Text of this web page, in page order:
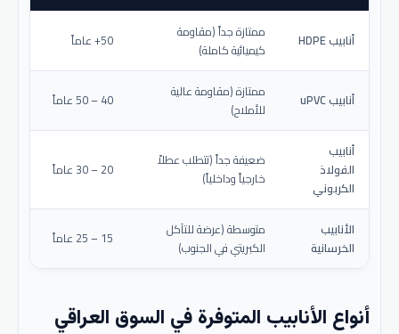
أنابيب HDPE
ممتازة جداً (مقاومة
كيميائية كاملة)
50+ عاماً
أنابيب uPVC
ممتازة (مقاومة عالية
للأملاح)
40 – 50 عاماً
أنابيب
الفولاذ
الكربوني
ضعيفة جداً (تتطلب عطلاً
خارجياً وداخلياً)
20 – 30 عاماً
الأنابيب
الخرسانية
متوسطة (عرضة للتآكل
الكبريتي في الجنوب)
15 – 25 عاماً
أنواع الأنابيب المتوفرة في السوق العراقي